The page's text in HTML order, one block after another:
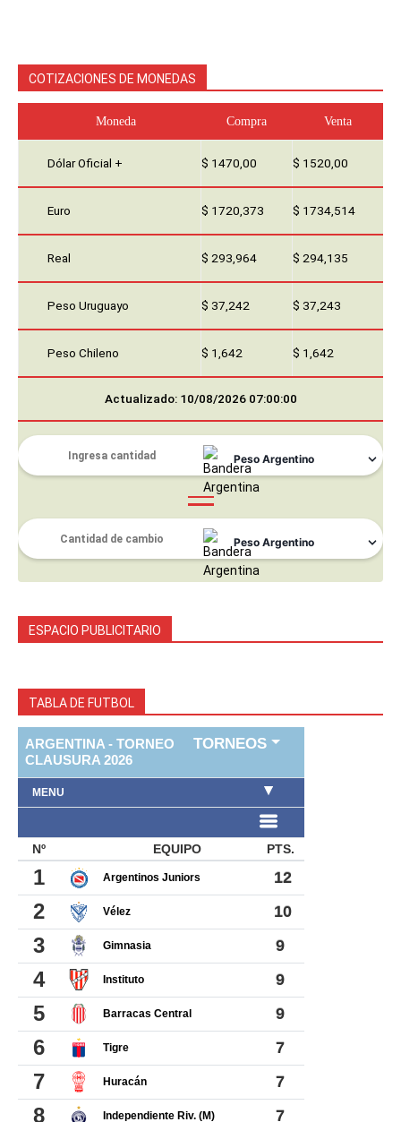
COTIZACIONES DE MONEDAS
Moneda Compra Venta
Dólar Oficial + $ 1470,00 $ 1520,00
Euro $ 1720,373 $ 1734,514
Real $ 293,964 $ 294,135
Peso Uruguayo $ 37,242 $ 37,243
Peso Chileno $ 1,642 $ 1,642
Actualizado: 10/08/2026 07:00:00
ESPACIO PUBLICITARIO
TABLA DE FUTBOL